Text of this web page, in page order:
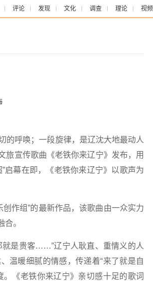
评论 发现 文化 调查 理论 视频
呼唤；一段旋律，是辽沈大地最动人
旅宣传歌曲《老铁你来辽宁》发布，用
启幕在即，《老铁你来辽宁》以歌声为
作组”的最新作品，该歌曲由一众实力
。
是贵客……”辽宁人耿直、重情义的人
温暖细腻的情感，传递着“来了就是自
《老铁你来辽宁》亲切感十足的歌词